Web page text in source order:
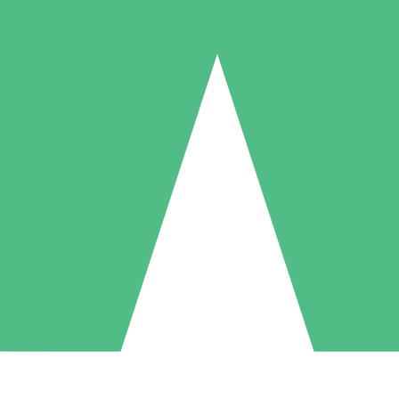
Individuella Kreditpaket
per användning med nedladdningskrediter. Inget månatligt åtagande
5 Nedladdningar
US$